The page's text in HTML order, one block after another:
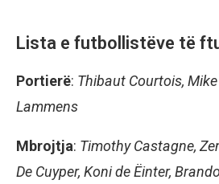
Lista e futbollistëve të
Portierë: Thibaut Courtois,
Lammens
Mbrojtja: Timothy Castagne,
De Cuyper, Koni de Ëinter,